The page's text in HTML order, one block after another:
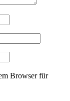
Browser für